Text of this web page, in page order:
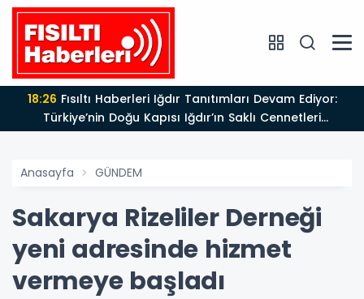
18:26
Türkiye’nin Doğu Kapısı Iğdır’ın Saklı Cennetleri
Keşfedilmeyi Bekliyor
Anasayfa GÜNDEM
Sakarya Rizeliler Derneği
yeni adresinde hizmet
vermeye başladı